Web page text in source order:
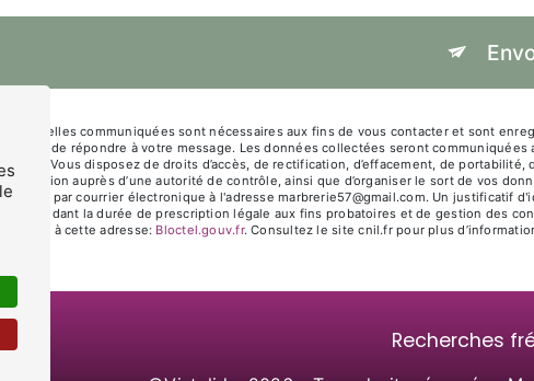
communiquées sont nécessaires aux fins de vous contacter et sont
but de répondre à votre message. Les données collectées seront
Vous disposez de droits d’accès, de rectification, d’effacement, de
auprès d’une autorité de contrôle, ainsi que d’organiser le sort de vos
ou par courrier électronique à l'adresse marbrerie57@gmail.com. Un justificatif
pendant la durée de prescription légale aux fins probatoires et de gestion des
à cette adresse:
Bloctel.gouv.fr. Consultez le site cnil.fr pour plus
Recherches